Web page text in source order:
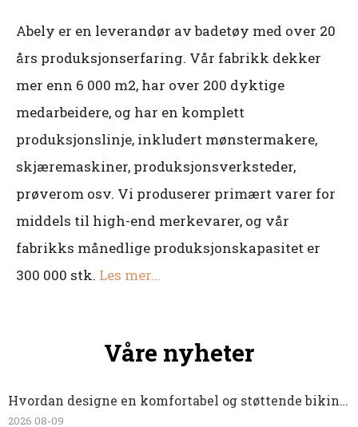
Abely er en leverandør av badetøy med over 20
års produksjonserfaring. Vår fabrikk dekker
mer enn 6 000 m2, har over 200 dyktige
medarbeidere, og har en komplett
produksjonslinje, inkludert mønstermakere,
skjæremaskiner, produksjonsverksteder,
prøverom osv. Vi produserer primært varer for
middels til high-end merkevarer, og vår
fabrikks månedlige produksjonskapasitet er
300 000 stk. Les mer...
Våre nyheter
Hvordan designe en komfortabel og støttende bikinitopp
2026 08-09